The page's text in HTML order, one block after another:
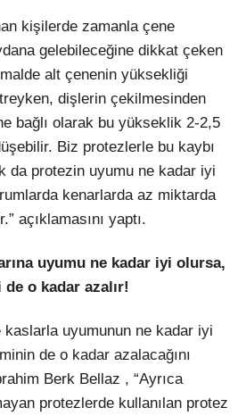
kişilerde zamanla çene
gelebileceğine dikkat çeken
alt çenenin yüksekliği
dişlerin çekilmesinden
bağlı olarak bu yükseklik 2-2,5
Biz protezlerle bu kaybı
da protezin uyumu ne kadar iyi
kenarlarda az miktarda
açıklamasını yaptı.
uyumu ne kadar iyi olursa,
o kadar azalır!
kaslarla uyumunun ne kadar iyi
de o kadar azalacağını
Berk Bellaz , “Ayrıca
protezlerde kullanılan protez